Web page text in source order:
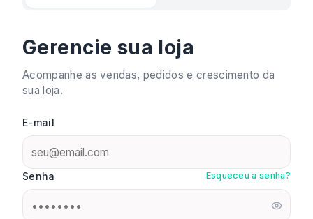
Gerencie sua loja
Acompanhe as vendas, pedidos e crescimento da
sua loja.
E-mail
Senha Esqueceu a senha?